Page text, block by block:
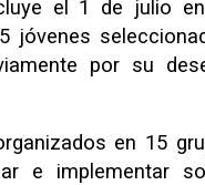
el 1 de julio
jóvenes
por su
en 15
e implementar